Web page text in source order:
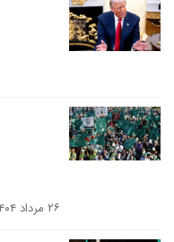
۲۶ مرداد ۱۴۰۴